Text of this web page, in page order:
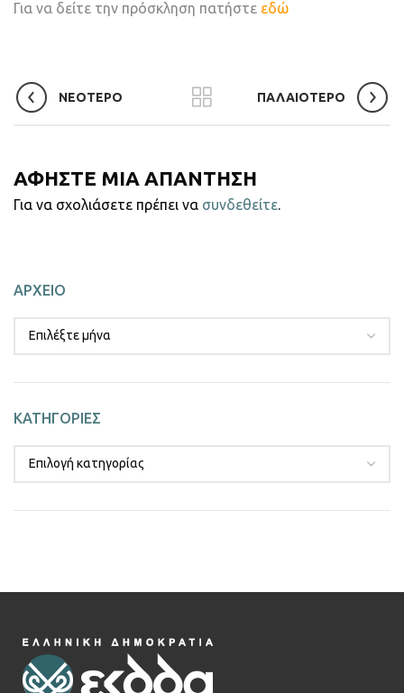
Για να δείτε την πρόσκληση πατήστε εδώ
ΝΕΟΤΕΡΟ ΠΑΛΑΙΟΤΕΡΟ
ΑΦΗΣΤΕ ΜΙΑ ΑΠΑΝΤΗΣΗ
Για να σχολιάσετε πρέπει να συνδεθείτε.
ΑΡΧΕΙΟ
ΚΑΤΗΓΟΡΙΕΣ